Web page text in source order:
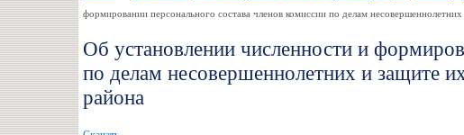
формировании персонального состава членов комиссии по делам
Об установлении численности и
по делам несовершеннолетних и защите
района